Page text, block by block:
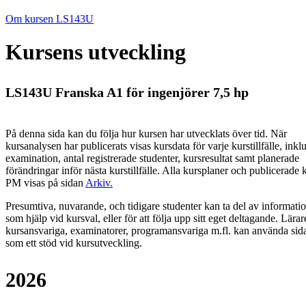
Om kursen LS143U
Kursens utveckling
LS143U Franska A1 för ingenjörer 7,5 hp
På denna sida kan du följa hur kursen har utvecklats över tid. När
kursanalysen har publicerats visas kursdata för varje kurstillfälle,
examination, antal registrerade studenter, kursresultat samt planerade
förändringar inför nästa kurstillfälle. Alla kursplaner och publicerade
PM visas på sidan Arkiv.
Presumtiva, nuvarande, och tidigare studenter kan ta del av
som hjälp vid kursval, eller för att följa upp sitt eget deltagande.
kursansvariga, examinatorer, programansvariga m.fl. kan använda
som ett stöd vid kursutveckling.
2026